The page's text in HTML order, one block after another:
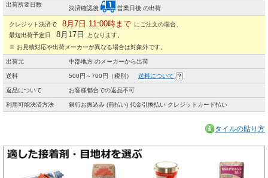
出荷所要日数
決済確認後 営業日後 の出荷
クレジット決済で 8月7日 11:00時まで にご注文の場合、
最短出荷予定日
8月17日
となります。
※ お見積対応や出荷メーカーが異なる場合は対象外です。
出荷元 中部地方 のメーカーから出荷
送料 500円～700円（税別） 送料について
返品について お客様都合での返品不可
利用可能決済方法 銀行お振込み (前払い) 代金引換払い クレジットカード払い
タイルの貼り方